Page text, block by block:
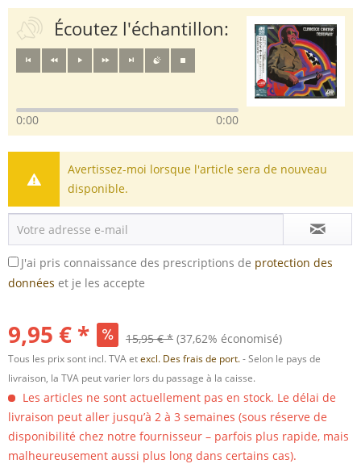
Écoutez l'échantillon:
0:00 0:00
Avertissez-moi lorsque l'article sera de nouveau
disponible.
J'ai pris connaissance des prescriptions de protection des
données et je les accepte
9,95 € * 15,95 € * (37,62% économisé)
Tous les prix sont incl. TVA etexcl. Des frais de port.- Selon le pays de
livraison, la TVA peut varier lors du passage à la caisse.
Les articles ne sont actuellement pas en stock. Le délai de
livraison peut aller jusqu’à 2 à 3 semaines (sous réserve de
disponibilité chez notre fournisseur – parfois plus rapide, mais
malheureusement aussi plus long dans certains cas).